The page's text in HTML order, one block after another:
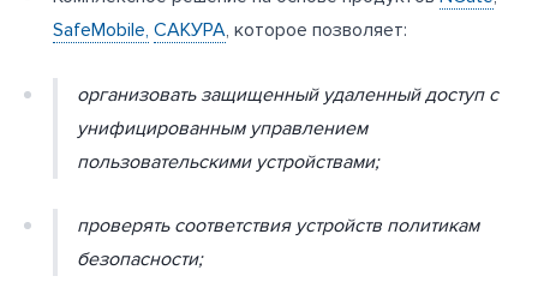
SafeMobile, САКУРА, которое позволяет:
организовать защищенный удаленный доступ с
унифицированным управлением
пользовательскими устройствами;
проверять соответствия устройств политикам
безопасности;